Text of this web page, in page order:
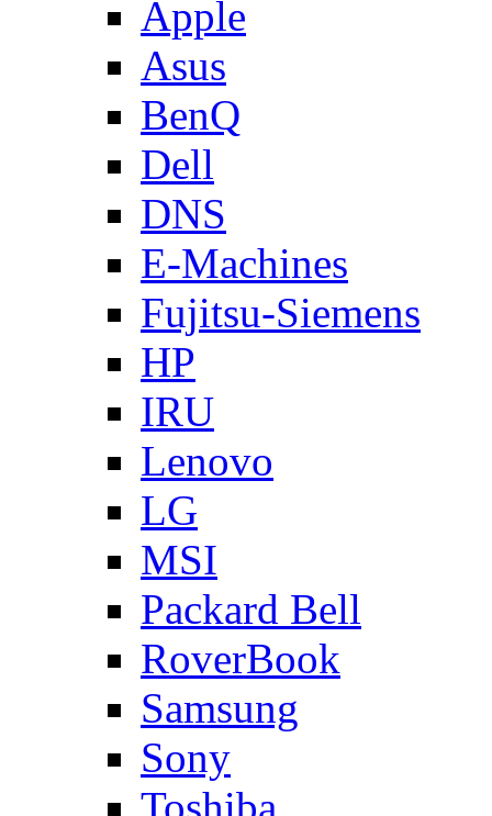
Apple
Asus
BenQ
Dell
DNS
E-Machines
Fujitsu-Siemens
HP
IRU
Lenovo
LG
MSI
Packard Bell
RoverBook
Samsung
Sony
Toshiba